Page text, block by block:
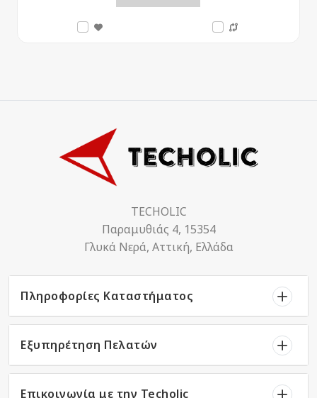
TECHOLIC
Παραμυθιάς 4, 15354
Γλυκά Νερά, Αττική, Ελλάδα
Πληροφορίες Καταστήματος
Εξυπηρέτηση Πελατών
Επικοινωνία με την Techolic